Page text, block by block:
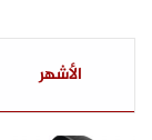
ا
الأشهر